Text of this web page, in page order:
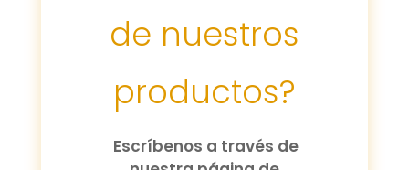
de nuestros
productos?
Escríbenos a través de